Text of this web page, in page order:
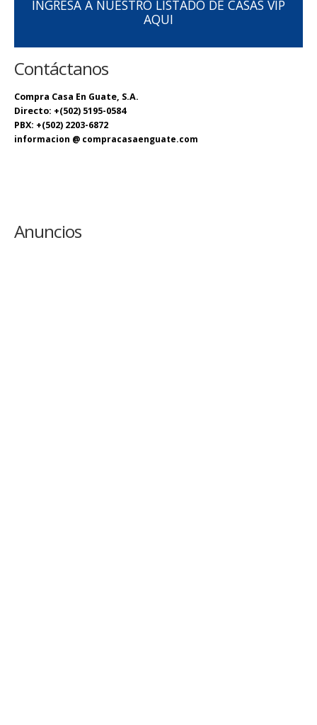
INGRESA A NUESTRO LISTADO DE CASAS VIP
AQUI
Contáctanos
Compra Casa En Guate, S.A.
Directo: +(502) 5195-0584
PBX: +(502) 2203-6872
informacion @ compracasaenguate.com
Anuncios